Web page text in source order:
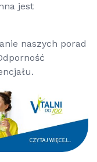
jest
naszych porad